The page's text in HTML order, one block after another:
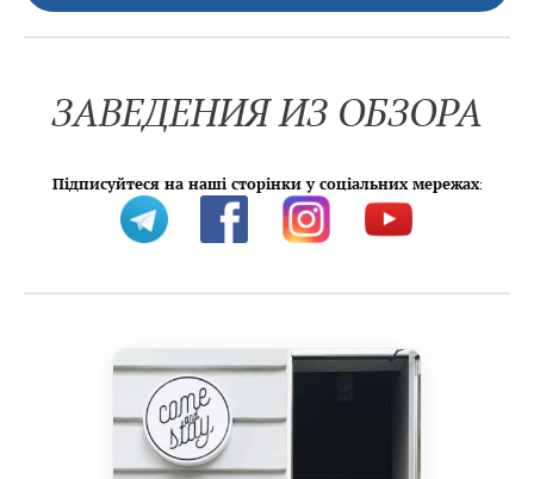
ЗАВЕДЕНИЯ ИЗ ОБЗОРА
Підписуйтеся на наші сторінки у соціальних мережах: